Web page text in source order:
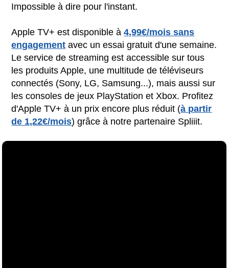
Impossible à dire pour l'instant.
Apple TV+ est disponible à4,99€/mois sans
engagement avec un essai gratuit d'une semaine.
Le service de streaming est accessible sur tous
les produits Apple, une multitude de téléviseurs
connectés (Sony, LG, Samsung...), mais aussi sur
les consoles de jeux PlayStation et Xbox. Profitez
d'Apple TV+ à un prix encore plus réduit (à partir
de 1,22€/mois) grâce à notre partenaire Spliiit.